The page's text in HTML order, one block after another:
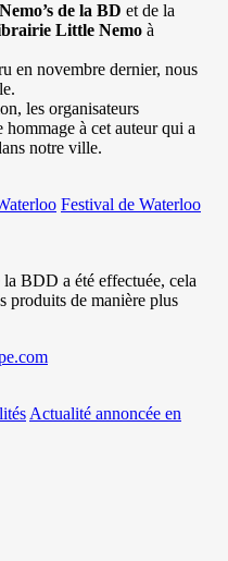
Nemo’s de la BD et de la
Little Nemo à
en novembre dernier, nous
les organisateurs
hommage à cet auteur qui a
notre ville.
Festival de Waterloo
BDD a été effectuée, cela
produits de manière plus
Actualité annoncée en